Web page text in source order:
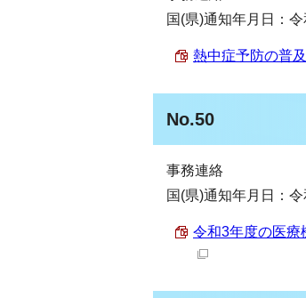
国(県)通知年月日：
熱中症予防の普
No.50
事務連絡
国(県)通知年月日：
令和3年度の医療